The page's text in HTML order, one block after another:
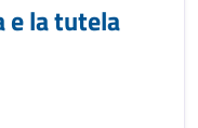
e la tutela